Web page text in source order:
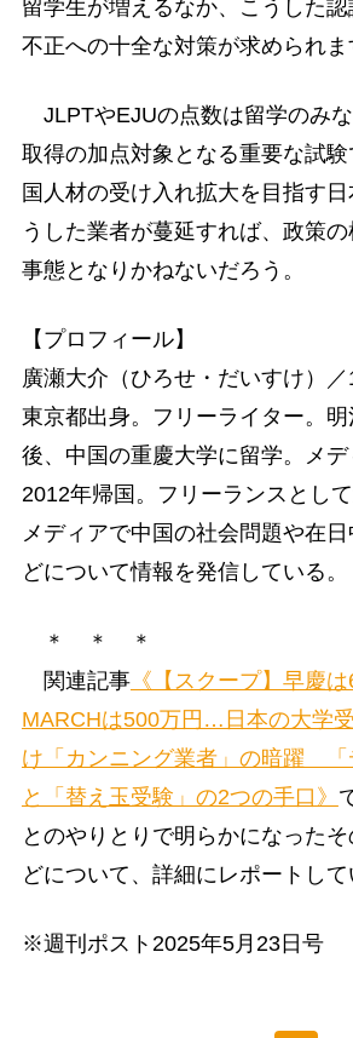
留学生が増えるなか、こうした
不正への十全な対策が求められま
JLPTやEJUの点数は留学のみ
取得の加点対象となる重要な試
国人材の受け入れ拡大を目指す
うした業者が蔓延すれば、政策
事態となりかねないだろう。
【プロフィール】
廣瀬大介（ひろせ・だいすけ）／
東京都出身。フリーライター。
後、中国の重慶大学に留学。メ
2012年帰国。フリーランスとし
メディアで中国の社会問題や在
どについて情報を発信している。
＊ ＊ ＊
関連記事《【スクープ】早慶は
MARCHは500万円…日本の大学
け「カンニング業者」の暗躍 「
と「替え玉受験」の2つの手口》
とのやりとりで明らかになった
どについて、詳細にレポートして
※週刊ポスト2025年5月23日号